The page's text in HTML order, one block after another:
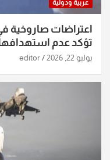
عربية ودولية
اعتراضات صاروخية
تؤكد عدم
يوليو 22, 2026 editor